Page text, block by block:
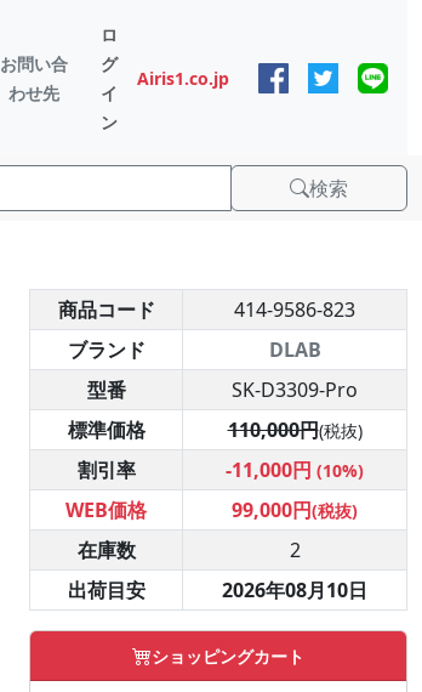
お問い合
わせ先
ロ
グ
イ
ン
Airis1.co.jp
検索
商品コード
414-9586-823
ブランド
DLAB
型番
SK-D3309-Pro
標準価格
110,000円(税抜)
割引率 -11,000円 (10%)
WEB価格 99,000円(税抜)
在庫数
2
出荷目安
2026年08月10日
ショッピングカート